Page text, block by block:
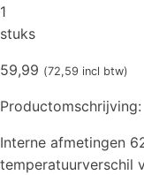
1
stuks
59,99 (72,59 incl btw)
Productomschrijving:
Interne afmetingen
temperatuurverschil